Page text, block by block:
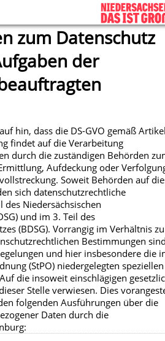
zum Datenschutz
der
hin, dass die DS-GVO gemäß
findet auf die Verarbeitung
durch die zuständigen Behörden
Aufdeckung oder
Soweit Behörden auf
sich datenschutzrechtliche
Niedersächsischen
und im 3. Teil des
(BDSG). Vorrangig im Verhältnis zu
Bestimmungen
und hier insbesondere die
(StPO) niedergelegten speziellen
die insoweit einschlägigen
Stelle verwiesen. Dies
folgenden Ausführungen über die
Daten durch die